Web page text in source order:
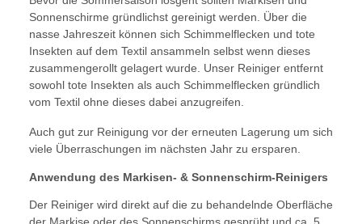
Sonnenschirme gründlichst gereinigt werden. Über die
nasse Jahreszeit können sich Schimmelflecken und tote
Insekten auf dem Textil ansammeln selbst wenn dieses
zusammengerollt gelagert wurde. Unser Reiniger entfernt
sowohl tote Insekten als auch Schimmelflecken gründlich
vom Textil ohne dieses dabei anzugreifen.
Auch gut zur Reinigung vor der erneuten Lagerung um sich
viele Überraschungen im nächsten Jahr zu ersparen.
Anwendung des Markisen- & Sonnenschirm-Reinigers
Der Reiniger wird direkt auf die zu behandelnde Oberfläche